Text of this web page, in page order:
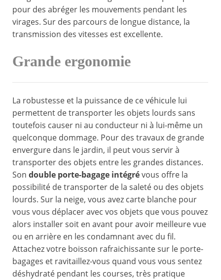
pour des abréger les mouvements pendant les
virages. Sur des parcours de longue distance, la
transmission des vitesses est excellente.
Grande ergonomie
La robustesse et la puissance de ce véhicule lui
permettent de transporter les objets lourds sans
toutefois causer ni au conducteur ni à lui-même un
quelconque dommage. Pour des travaux de grande
envergure dans le jardin, il peut vous servir à
transporter des objets entre les grandes distances.
Son double porte-bagage intégrévous offre la
possibilité de transporter de la saleté ou des objets
lourds. Sur la neige, vous avez carte blanche pour
vous vous déplacer avec vos objets que vous pouvez
alors installer soit en avant pour avoir meilleure vue
ou en arrière en les condamnant avec du fil.
Attachez votre boisson rafraichissante sur le porte-
bagages et ravitaillez-vous quand vous vous sentez
déshydraté pendant les courses, très pratique